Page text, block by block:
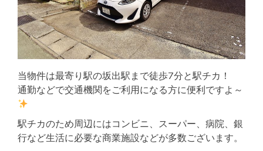
当物件は最寄り駅の坂出駅まで徒歩7分と駅チカ！
通勤などで交通機関をご利用になる方に便利ですよ～
駅チカのため周辺にはコンビニ、スーパー、病院、銀
行など生活に必要な商業施設などが多数ございます。